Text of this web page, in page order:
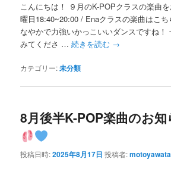
こんにちは！ ９月のK-POPクラスの楽曲
曜日18:40~20:00 / Enaクラスの楽曲はこち
なやかで力強いかっこいいダンスですね！
みてくださ …続きを読む →
カテゴリー:未分類
8月後半K-POP楽曲のお知
投稿日時:2025年8月17日 投稿者:motoyawata